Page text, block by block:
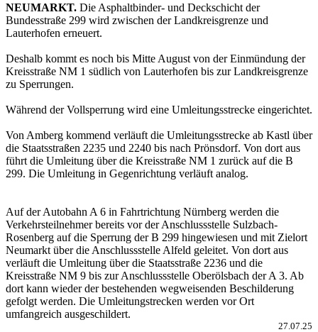
NEUMARKT. Die Asphaltbinder- und Deckschicht der
Bundesstraße 299 wird zwischen der Landkreisgrenze und
Lauterhofen erneuert.
Deshalb kommt es noch bis Mitte August von der Einmündung der
Kreisstraße NM 1 südlich von Lauterhofen bis zur Landkreisgrenze
zu Sperrungen.
Während der Vollsperrung wird eine Umleitungsstrecke eingerichtet.
Von Amberg kommend verläuft die Umleitungsstrecke ab Kastl über
die Staatsstraßen 2235 und 2240 bis nach Prönsdorf. Von dort aus
führt die Umleitung über die Kreisstraße NM 1 zurück auf die B
299. Die Umleitung in Gegenrichtung verläuft analog.
Auf der Autobahn A 6 in Fahrtrichtung Nürnberg werden die
Verkehrsteilnehmer bereits vor der Anschlussstelle Sulzbach-
Rosenberg auf die Sperrung der B 299 hingewiesen und mit Zielort
Neumarkt über die Anschlussstelle Alfeld geleitet. Von dort aus
verläuft die Umleitung über die Staatsstraße 2236 und die
Kreisstraße NM 9 bis zur Anschlussstelle Oberölsbach der A 3. Ab
dort kann wieder der bestehenden wegweisenden Beschilderung
gefolgt werden. Die Umleitungstrecken werden vor Ort
umfangreich ausgeschildert.
27.07.25